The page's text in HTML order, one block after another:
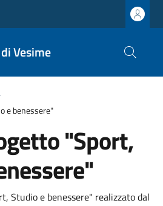
Vesime
e benessere"
"Sport,
Studio e benessere" realizzato dal